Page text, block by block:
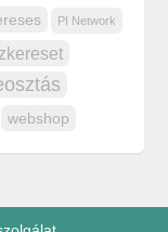
PI Network
webshop